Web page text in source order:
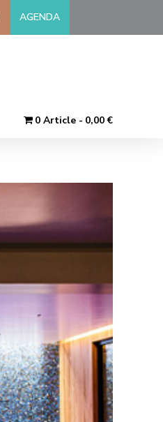
AGENDA
0 Article 0,00 €